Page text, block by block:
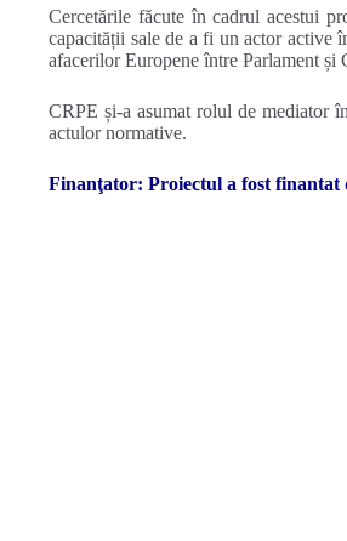
Cercetările făcute în cadrul acestui
capacității sale de a fi un actor active
afacerilor Europene între Parlament și
CRPE și-a asumat rolul de mediator
actulor normative.
Finanţator: Proiectul a fost